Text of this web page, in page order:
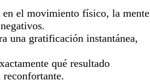
en el movimiento físico, la mente
una gratificación instantánea,
qué resultado